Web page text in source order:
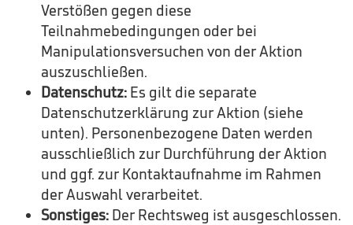
Verstößen gegen diese
Teilnahmebedingungen oder bei
Manipulationsversuchen von der Aktion
auszuschließen.
Datenschutz: Es gilt die separate
Datenschutzerklärung zur Aktion (siehe
unten). Personenbezogene Daten werden
ausschließlich zur Durchführung der Aktion
und ggf. zur Kontaktaufnahme im Rahmen
der Auswahl verarbeitet.
Sonstiges: Der Rechtsweg ist ausgeschlossen.